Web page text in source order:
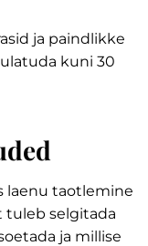
ja paindlikke
kuni 30
laenu taotlemine
tuleb selgitada
ja millise